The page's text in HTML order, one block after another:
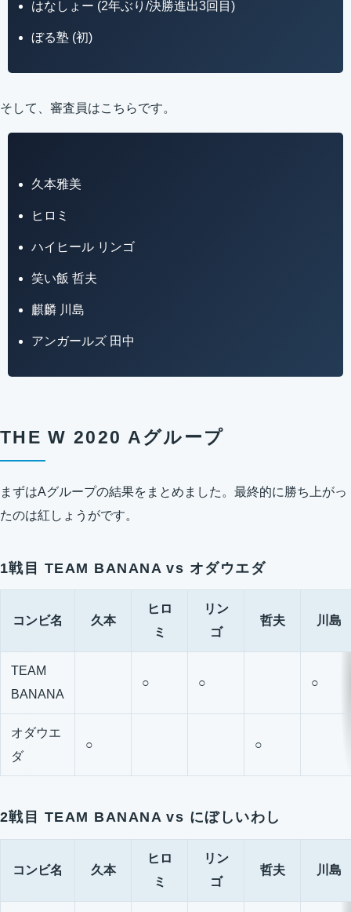
はなしょー (2年ぶり/決勝進出3回目)
ぼる塾 (初)
そして、審査員はこちらです。
久本雅美
ヒロミ
ハイヒール リンゴ
笑い飯 哲夫
麒麟 川島
アンガールズ 田中
THE W 2020 Aグループ
まずはAグループの結果をまとめました。最終的に勝ち上がっ
たのは紅しょうがです。
1戦目 TEAM BANANA vs オダウエダ
コンビ名 久本
ヒロ
ミ
リン
ゴ
哲夫 川島
TEAM
BANANA
○ ○ ○
オダウエ
ダ
○ ○
2戦目 TEAM BANANA vs にぼしいわし
コンビ名 久本
ヒロ
ミ
リン
ゴ
哲夫 川島